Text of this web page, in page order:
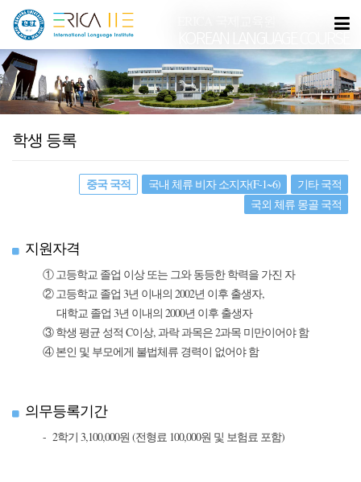
학생 등록
중국 국적 국내 체류 비자 소지자(F-1~6)
기타 국적
국외 체류 몽골 국적
지원자격
① 고등학교 졸업 이상 또는 그와 동등한 학력을 가진 자
② 고등학교 졸업 3년 이내의 2002년 이후 출생자,
대학교 졸업 3년 이내의 2000년 이후 출생자
③ 학생 평균 성적 C이상, 과락 과목은 2과목 미만이어야 함
④ 본인 및 부모에게 불법체류 경력이 없어야 함
의무등록기간
2학기 3,100,000원 (전형료 100,000원 및 보험료 포함)